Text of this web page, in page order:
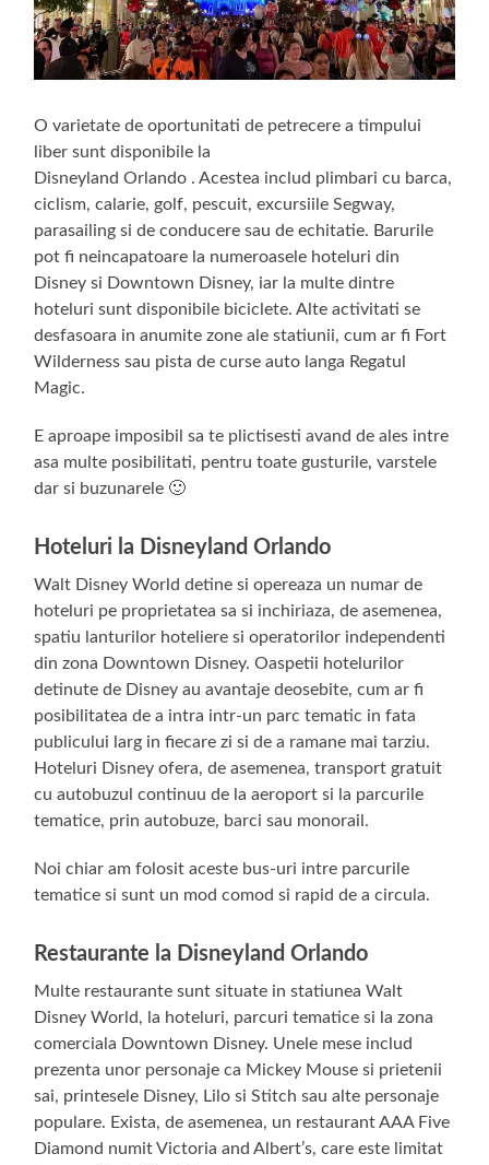
O varietate de oportunitati de petrecere a timpului
liber sunt disponibile la
Disneyland Orlando . Acestea includ plimbari cu barca,
ciclism, calarie, golf, pescuit, excursiile Segway,
parasailing si de conducere sau de echitatie. Barurile
pot fi neincapatoare la numeroasele hoteluri din
Disney si Downtown Disney, iar la multe dintre
hoteluri sunt disponibile biciclete. Alte activitati se
desfasoara in anumite zone ale statiunii, cum ar fi Fort
Wilderness sau pista de curse auto langa Regatul
Magic.
E aproape imposibil sa te plictisesti avand de ales intre
asa multe posibilitati, pentru toate gusturile, varstele
dar si buzunarele 🙂
Hoteluri la Disneyland Orlando
Walt Disney World detine si opereaza un numar de
hoteluri pe proprietatea sa si inchiriaza, de asemenea,
spatiu lanturilor hoteliere si operatorilor independenti
din zona Downtown Disney. Oaspetii hotelurilor
detinute de Disney au avantaje deosebite, cum ar fi
posibilitatea de a intra intr-un parc tematic in fata
publicului larg in fiecare zi si de a ramane mai tarziu.
Hoteluri Disney ofera, de asemenea, transport gratuit
cu autobuzul continuu de la aeroport si la parcurile
tematice, prin autobuze, barci sau monorail.
Noi chiar am folosit aceste bus-uri intre parcurile
tematice si sunt un mod comod si rapid de a circula.
Restaurante la Disneyland Orlando
Multe restaurante sunt situate in statiunea Walt
Disney World, la hoteluri, parcuri tematice si la zona
comerciala Downtown Disney. Unele mese includ
prezenta unor personaje ca Mickey Mouse si prietenii
sai, printesele Disney, Lilo si Stitch sau alte personaje
populare. Exista, de asemenea, un restaurant AAA Five
Diamond numit Victoria and Albert’s, care este limitat